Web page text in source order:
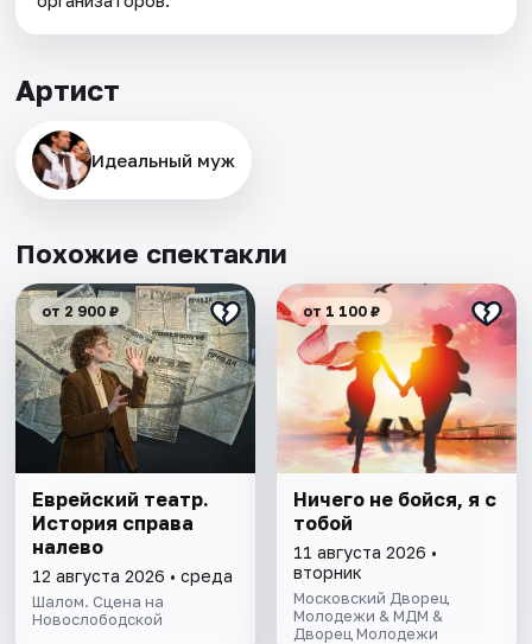
Артист
Идеальный муж
Похожие спектакли
от 2 900 ₽
Еврейский театр.
История справа
налево
12 августа 2026 • среда
Шалом. Сцена на
Новослободской
от 1 100 ₽
Ничего не бойся, я с
тобой
11 августа 2026 •
вторник
Московский Дворец
Молодежи & МДМ &
Дворец Молодежи